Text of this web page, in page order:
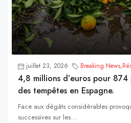
juillet 23, 2026 Breaking News,
4,8 millions d’euros pour
des tempêtes en Espagne.
Face aux dégâts considérables
successives sur les...